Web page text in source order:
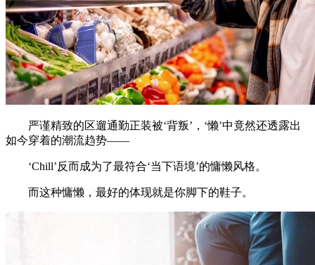
严谨精致的区遛通勤正装被‘背叛’，‘懒’中竟然还透露出
如今穿着的潮流趋势——
‘Chill’反而成为了最符合‘当下语境’的慵懒风格。
而这种慵懒，最好的体现就是你脚下的鞋子。